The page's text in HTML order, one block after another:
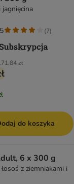
zł
(7)
do koszyka
6 x 300 g
z ziemniakami i